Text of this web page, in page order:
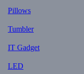
Pillows
Tumbler
IT Gadget
LED